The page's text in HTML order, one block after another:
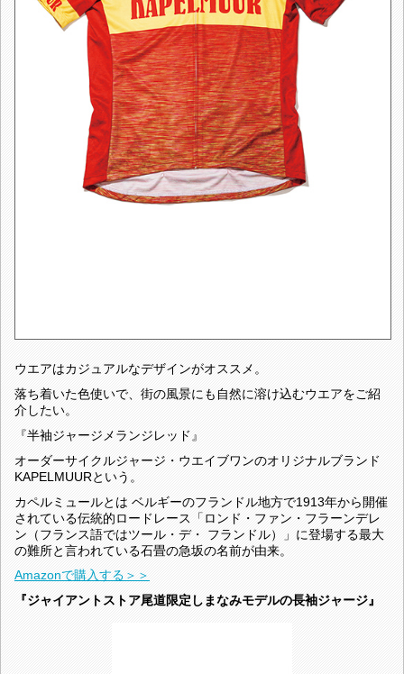
ウエアはカジュアルなデザインがオススメ。
落ち着いた色使いで、街の風景にも自然に溶け込むウエアをご紹
介したい。
『半袖ジャージメランジレッド』
オーダーサイクルジャージ・ウエイブワンのオリジナルブランド
KAPELMUURという。
カペルミュールとは ベルギーのフランドル地方で1913年から開催
されている伝統的ロードレース「ロンド・ファン・フラーンデレ
ン（フランス語ではツール・デ・ フランドル）」に登場する最大
の難所と言われている石畳の急坂の名前が由来。
Amazonで購入する＞＞
『ジャイアントストア尾道限定しまなみモデルの長袖ジャージ』